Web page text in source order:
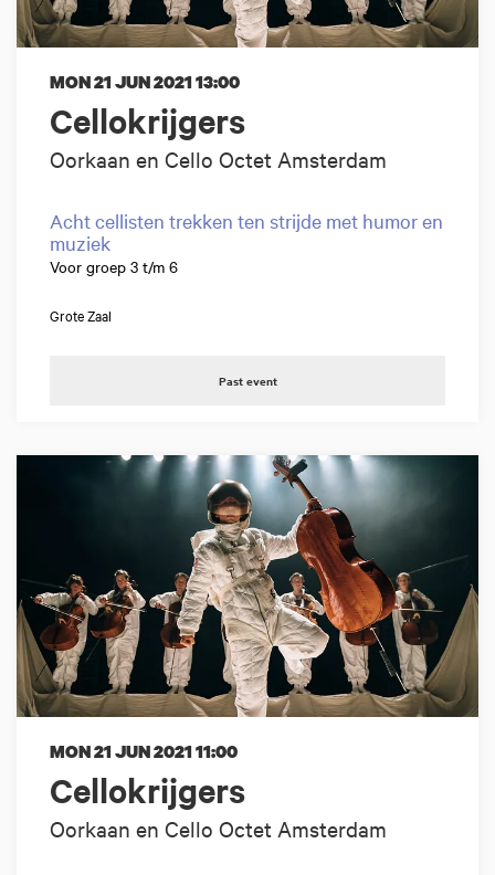
Cellokrijgers
Oorkaan en Cello Octet Amsterdam
MON 21 JUN 202113:00
Acht cellisten trekken ten strijde met humor en
muziek
Voor groep 3 t/m 6
Grote Zaal
Past event
Cellokrijgers
Oorkaan en Cello Octet Amsterdam
MON 21 JUN 202111:00